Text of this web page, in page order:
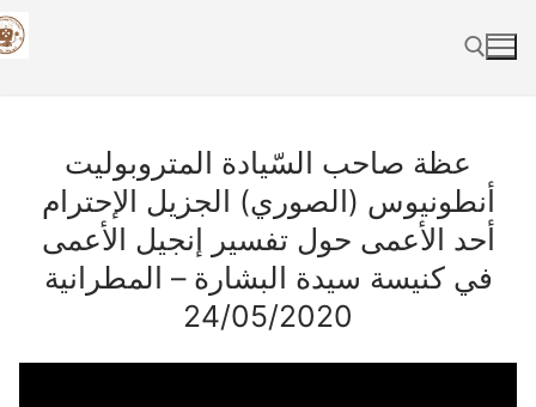
Skip
to
Search for:
عظة صاحب السّيادة المتروبوليت
أنطونيوس (الصوري) الجزيل الإحترام
أحد الأعمى حول تفسير إنجيل الأعمى
في كنيسة سيدة البشارة – المطرانية
24/05/2020